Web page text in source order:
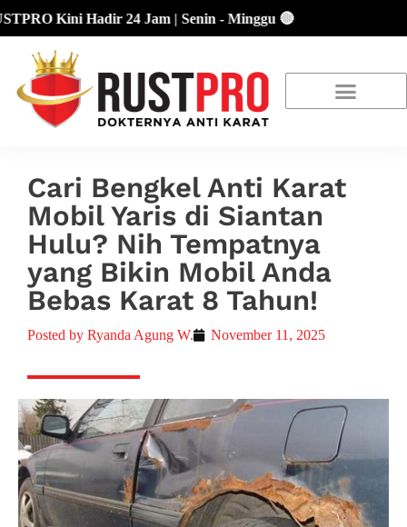
Kini Hadir 24 Jam | Senin - Minggu 🔴
Cari Bengkel Anti Karat
Mobil Yaris di Siantan
Hulu? Nih Tempatnya
yang Bikin Mobil Anda
Bebas Karat 8 Tahun!
Posted by Ryanda Agung W. November 11, 2025